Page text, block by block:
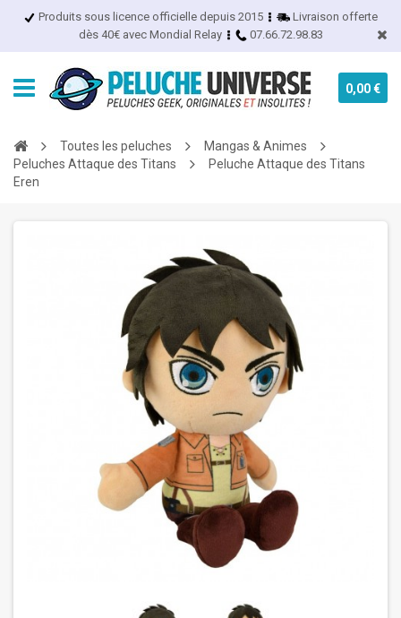
Produits sous licence officielle depuis 2015
Livraison offerte
dès 40€ avec Mondial Relay
07.66.72.98.83
0,00 €
Toutes les peluches
Mangas & Animes
Peluches Attaque des Titans
Peluche Attaque des Titans
Eren